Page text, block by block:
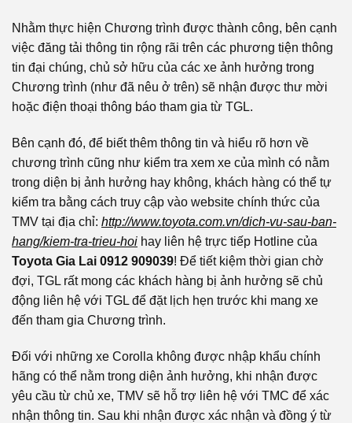
Nhằm thực hiện Chương trình được thành công, bên cạnh
việc đăng tải thông tin rộng rãi trên các phương tiện thông
tin đại chúng, chủ sở hữu của các xe ảnh hưởng trong
Chương trình (như đã nêu ở trên) sẽ nhận được thư mời
hoặc điện thoại thông báo tham gia từ TGL.
Bên cạnh đó, để biết thêm thông tin và hiểu rõ hơn về
chương trình cũng như kiểm tra xem xe của mình có nằm
trong diện bị ảnh hưởng hay không, khách hàng có thể tự
kiểm tra bằng cách truy cập vào website chính thức của
TMV tại địa chỉ: http://www.toyota.com.vn/dich-vu-sau-ban-
hang/kiem-tra-trieu-hoi hay liên hệ trực tiếp Hotline của
Toyota Gia Lai 0912 909039! Để tiết kiệm thời gian chờ
đợi, TGL rất mong các khách hàng bị ảnh hưởng sẽ chủ
động liên hệ với TGL để đặt lịch hẹn trước khi mang xe
đến tham gia Chương trình.
Đối với những xe Corolla không được nhập khẩu chính
hãng có thể nằm trong diện ảnh hưởng, khi nhận được
yêu cầu từ chủ xe, TMV sẽ hỗ trợ liên hệ với TMC để xác
nhận thông tin. Sau khi nhận được xác nhận và đồng ý từ